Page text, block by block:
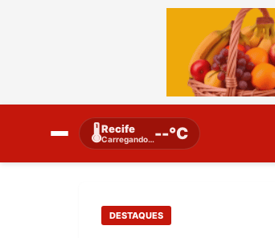
🌡️Recife
Carregando…--°C
DESTAQUES